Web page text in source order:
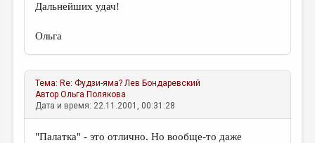
ПУБЛИЦИСТИКА
РЕЦЕНЗИРОВАНИЕ
ЦИКЛЫ ПУБЛИКАЦИЙ
ТРЕДИАКОВСКИЙ
Дальнейших удач!
Ольга
Тема: Re: Фудзи-яма? Лев Бондаревский
АвторОльга Полякова
Дата и время: 22.11.2001, 00:31:28
"Палатка" - это отлично. Но вообще-то даже